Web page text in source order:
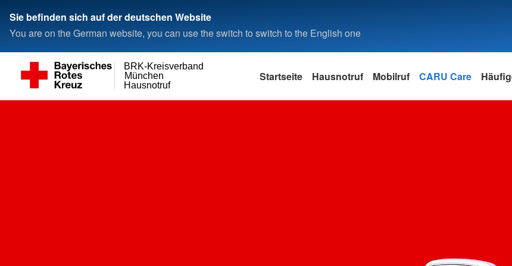
Sie befinden sich auf der deutschen Website
You are on the German website, you can use the switch to switch to the English one
Hausnotruf
München
BRK-Kreisverband
Startseite Hausnotruf Mobilruf CARU Care